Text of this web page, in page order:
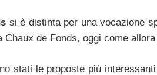
si è distinta per una vocazione
de Fonds, oggi come
stati le proposte più